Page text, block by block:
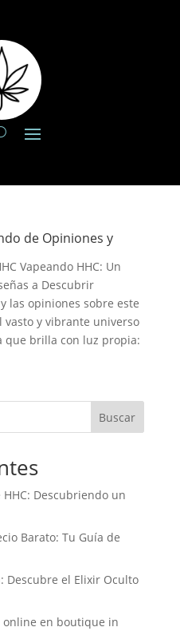
de Opiniones y
Vapeando HHC: Un
a Descubrir
las opiniones sobre este
vasto y vibrante universo
que brilla con luz propia:
Buscar
Descubriendo un
Barato: Tu Guía de
Descubre el Elixir Oculto
online en boutique in